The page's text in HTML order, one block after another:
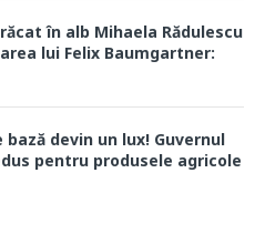
în alb Mihaela Rădulescu
lui Felix Baumgartner:
devin un lux! Guvernul
pentru produsele agricole